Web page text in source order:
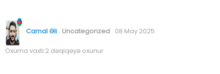
Camal Əli Uncategorized 08 May 2025
Oxuma vaxtı:2 dəqiqəyə oxunur